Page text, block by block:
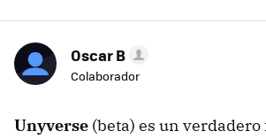
Oscar B
Colaborador
Unyverse (beta) es un